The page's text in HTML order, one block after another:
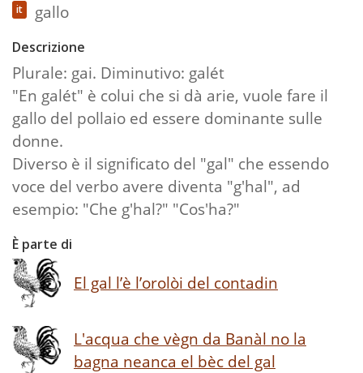
it gallo
Descrizione
Plurale: gai. Diminutivo: galét
"En galét" è colui che si dà arie, vuole fare il
gallo del pollaio ed essere dominante sulle
donne.
Diverso è il significato del "gal" che essendo
voce del verbo avere diventa "g'hal", ad
esempio: "Che g'hal?" "Cos'ha?"
È parte di
El gal l’è l’orolòi del contadin
L'acqua che vègn da Banàl no la
bagna neanca el bèc del gal